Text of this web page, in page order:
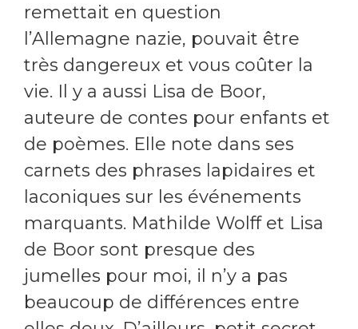
remettait en question
l’Allemagne nazie, pouvait être
très dangereux et vous coûter la
vie. Il y a aussi Lisa de Boor,
auteure de contes pour enfants et
de poèmes. Elle note dans ses
carnets des phrases lapidaires et
laconiques sur les événements
marquants. Mathilde Wolff et Lisa
de Boor sont presque des
jumelles pour moi, il n’y a pas
beaucoup de différences entre